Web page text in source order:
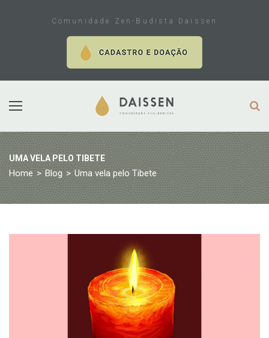
Comunidade Zen-Budista Daissen
UMA VELA PELO TIBETE
Home > Blog > Uma vela pelo Tibete